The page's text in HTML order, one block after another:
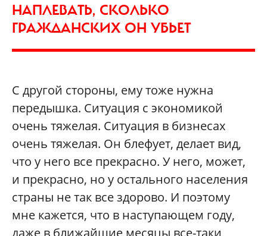
НАПЛЕВАТЬ, СКОЛЬКО
ГРАЖДАНСКИХ ОН УБЬЕТ
С другой стороны, ему тоже нужна
передышка. Ситуация с экономикой
очень тяжелая. Ситуация в бизнесах
очень тяжелая. Он блефует, делает вид,
что у него все прекрасно. У него, может,
и прекрасно, но у остального населения
страны не так все здорово. И поэтому
мне кажется, что в наступающем году,
даже в ближайшие месяцы все-таки